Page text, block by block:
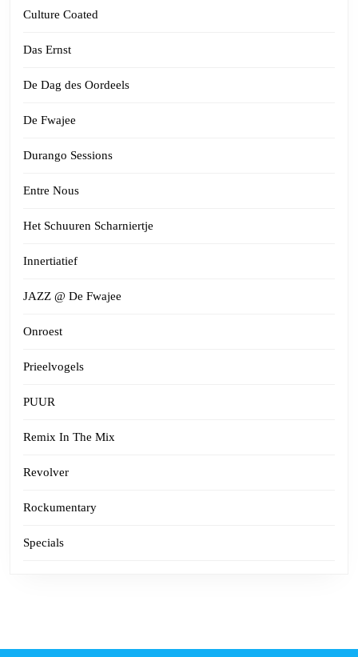
Culture Coated
Das Ernst
De Dag des Oordeels
De Fwajee
Durango Sessions
Entre Nous
Het Schuuren Scharniertje
Innertiatief
JAZZ @ De Fwajee
Onroest
Prieelvogels
PUUR
Remix In The Mix
Revolver
Rockumentary
Specials